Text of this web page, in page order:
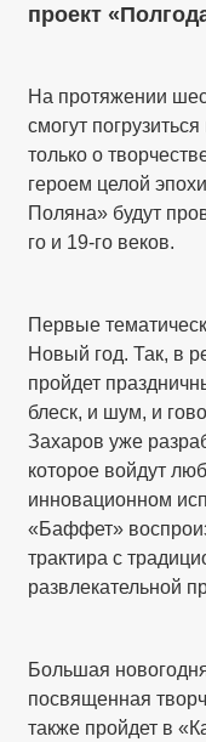
проект
На протяжении
смогут
только о
героем целой
Поляна» будут
го и 19-го веков.
Первые
Новый год. Так, в
пройдет
блеск, и шум, и
Захаров уже
которое войдут
инновационном
«Баффет»
трактира с
развлекательной
Большая
посвященная
также пройдет в